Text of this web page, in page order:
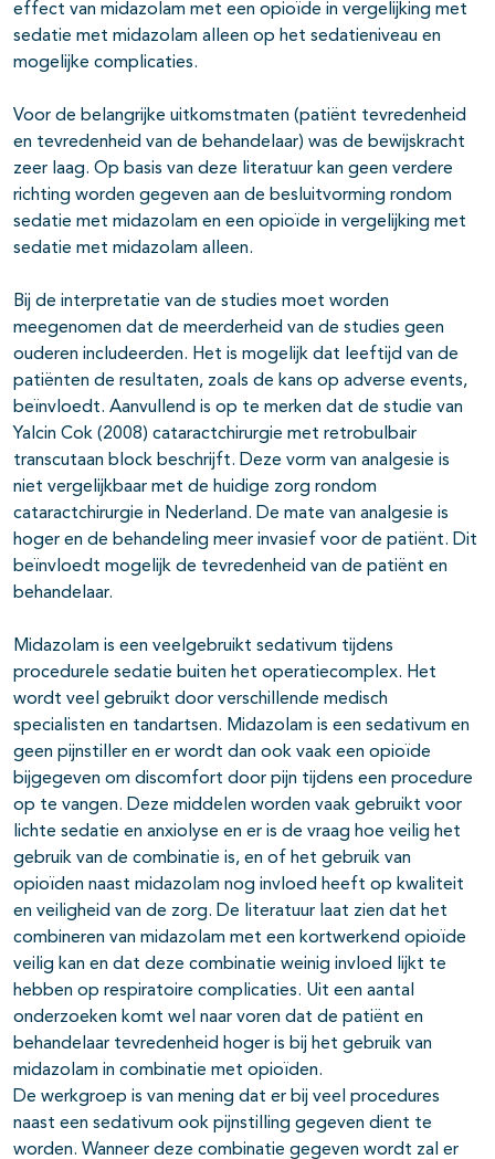
effect van midazolam met een opioïde in vergelijking met
sedatie met midazolam alleen op het sedatieniveau en
mogelijke complicaties.
Voor de belangrijke uitkomstmaten (patiënt tevredenheid
en tevredenheid van de behandelaar) was de bewijskracht
zeer laag. Op basis van deze literatuur kan geen verdere
richting worden gegeven aan de besluitvorming rondom
sedatie met midazolam en een opioïde in vergelijking met
sedatie met midazolam alleen.
Bij de interpretatie van de studies moet worden
meegenomen dat de meerderheid van de studies geen
ouderen includeerden. Het is mogelijk dat leeftijd van de
patiënten de resultaten, zoals de kans op adverse events,
beïnvloedt. Aanvullend is op te merken dat de studie van
Yalcin Cok (2008) cataractchirurgie met retrobulbair
transcutaan block beschrijft. Deze vorm van analgesie is
niet vergelijkbaar met de huidige zorg rondom
cataractchirurgie in Nederland. De mate van analgesie is
hoger en de behandeling meer invasief voor de patiënt. Dit
beïnvloedt mogelijk de tevredenheid van de patiënt en
behandelaar.
Midazolam is een veelgebruikt sedativum tijdens
procedurele sedatie buiten het operatiecomplex. Het
wordt veel gebruikt door verschillende medisch
specialisten en tandartsen. Midazolam is een sedativum en
geen pijnstiller en er wordt dan ook vaak een opioïde
bijgegeven om discomfort door pijn tijdens een procedure
op te vangen. Deze middelen worden vaak gebruikt voor
lichte sedatie en anxiolyse en er is de vraag hoe veilig het
gebruik van de combinatie is, en of het gebruik van
opioïden naast midazolam nog invloed heeft op kwaliteit
en veiligheid van de zorg. De literatuur laat zien dat het
combineren van midazolam met een kortwerkend opioïde
veilig kan en dat deze combinatie weinig invloed lijkt te
hebben op respiratoire complicaties. Uit een aantal
onderzoeken komt wel naar voren dat de patiënt en
behandelaar tevredenheid hoger is bij het gebruik van
midazolam in combinatie met opioïden.
De werkgroep is van mening dat er bij veel procedures
naast een sedativum ook pijnstilling gegeven dient te
worden. Wanneer deze combinatie gegeven wordt zal er